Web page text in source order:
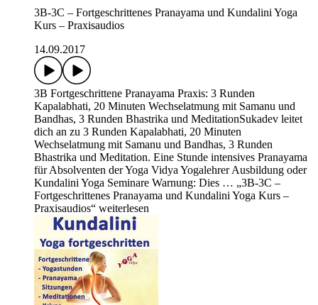
3B-3C – Fortgeschrittenes Pranayama und Kundalini Yoga
Kurs – Praxisaudios
14.09.2017
3B Fortgeschrittene Pranayama Praxis: 3 Runden
Kapalabhati, 20 Minuten Wechselatmung mit Samanu und
Bandhas, 3 Runden Bhastrika und MeditationSukadev leitet
dich an zu 3 Runden Kapalabhati, 20 Minuten
Wechselatmung mit Samanu und Bandhas, 3 Runden
Bhastrika und Meditation. Eine Stunde intensives Pranayama
für Absolventen der Yoga Vidya Yogalehrer Ausbildung oder
Kundalini Yoga Seminare Warnung: Dies … „3B-3C –
Fortgeschrittenes Pranayama und Kundalini Yoga Kurs –
Praxisaudios“ weiterlesen